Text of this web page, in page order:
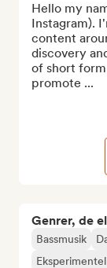
Genrer, de
Bassmusik
Hello my
Instagram).
content
discovery
of short
promote ...